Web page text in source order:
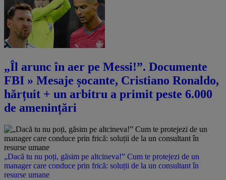
„Îl arunc în aer pe Messi!”. Documente
FBI » Mesaje șocante, Cristiano Ronaldo,
hărțuit + un arbitru a primit peste 6.000
de amenințări
„Dacă tu nu poți, găsim pe altcineva!” Cum te protejezi de un
manager care conduce prin frică: soluții de la un consultant în
resurse umane